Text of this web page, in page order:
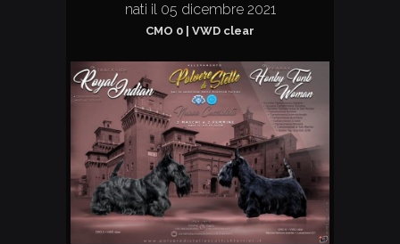
nati il 05 dicembre 2021
CMO 0 | VWD clear